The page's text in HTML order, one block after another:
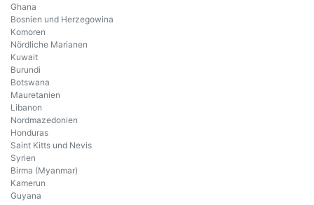
Ghana
Bosnien und Herzegowina
Komoren
Nördliche Marianen
Kuwait
Burundi
Botswana
Mauretanien
Libanon
Nordmazedonien
Honduras
Saint Kitts und Nevis
Syrien
Birma (Myanmar)
Kamerun
Guyana